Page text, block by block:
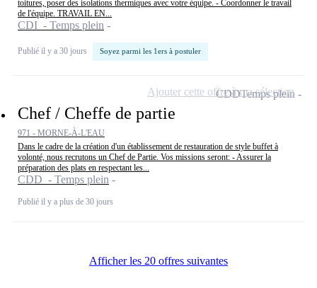
toitures, poser des isolations thermiques avec votre équipe. - Coordonner le travail
de l'équipe. TRAVAIL EN...
CDI - Temps plein
Publié il y a 30 jours Soyez parmi les 1ers à postuler
Chef / Cheffe de partie
971 - MORNE-À-L'EAU
Dans le cadre de la création d'un établissement de restauration de style buffet à
volonté, nous recrutons un Chef de Partie. Vos missions seront: - Assurer la
préparation des plats en respectant les...
CDD - Temps plein
Publié il y a plus de 30 jours
CDDTemps plein
Ajouter cette offre à ma sélection
Afficher les 20 offres suivantes